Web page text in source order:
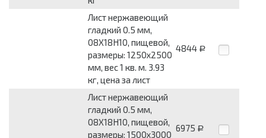
Лист нержавеющий
гладкий 0.5 мм,
08Х18Н10, пищевой,
размеры: 1250x2500
мм, вес 1 кв. м. 3.93
кг, цена за лист
4844 Р
Лист нержавеющий
гладкий 0.5 мм,
08Х18Н10, пищевой,
размеры: 1500x3000
6975 Р